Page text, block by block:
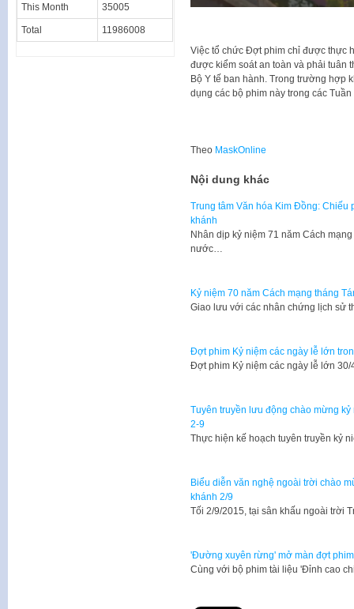
Việc tổ chức Đợt phim chỉ được thực
được kiểm soát an toàn và phải tuân
Bộ Y tế ban hành. Trong trường hợp
dụng các bộ phim này trong các
Theo MaskOnline
Nội dung khác
Trung tâm Văn hóa Kim Đồng: Chiếu
khánh
Nhân dịp kỷ niệm 71 năm Cách
nước…
Kỷ niệm 70 năm Cách mạng tháng
​Giao lưu với các nhân chứng lịch sử
Đợt phim Kỷ niệm các ngày lễ lớn
Đợt phim Kỷ niệm các ngày lễ lớn
Tuyên truyền lưu động chào mừng
2-9
​Thực hiện kế hoạch tuyên truyền kỷ
Biểu diễn văn nghệ ngoài trời chào
khánh 2/9
​Tối 2/9/2015, tại sân khấu ngoài trời
'Đường xuyên rừng' mở màn đợt
​Cùng với bộ phim tài liệu 'Đỉnh cao
This Month 35005
Total 11986008